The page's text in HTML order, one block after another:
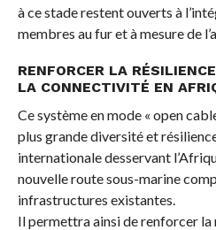
à ce stade restent ouverts à
membres au fur et à mesure de
RENFORCER LA
LA CONNECTIVITÉ EN
Ce système en mode « open
plus grande diversité et
internationale desservant
nouvelle route sous-marine
infrastructures existantes.
Il permettra ainsi de renforcer